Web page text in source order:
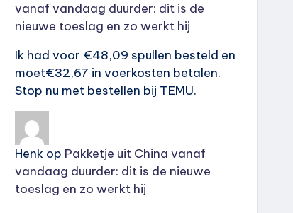
vanaf vandaag duurder: dit is de
nieuwe toeslag en zo werkt hij
Ik had voor €48,09 spullen besteld en
moet€32,67 in voerkosten betalen.
Stop nu met bestellen bij TEMU.
Henkop Pakketje uit China vanaf
vandaag duurder: dit is de nieuwe
toeslag en zo werkt hij